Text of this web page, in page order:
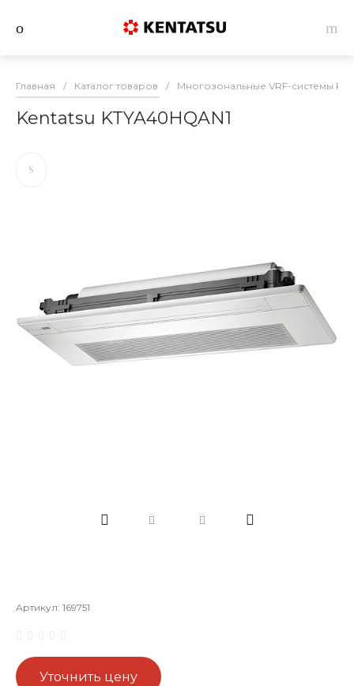
Главная / Каталог товаров / Многозональные VRF-системы
Kentatsu KTYA40HQAN1
Артикул: 169751
Уточнить цену